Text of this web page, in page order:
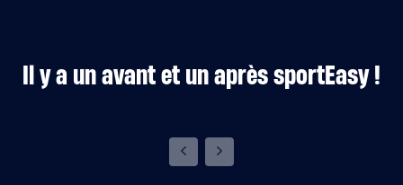
Il y a un avant et un après sportEasy !